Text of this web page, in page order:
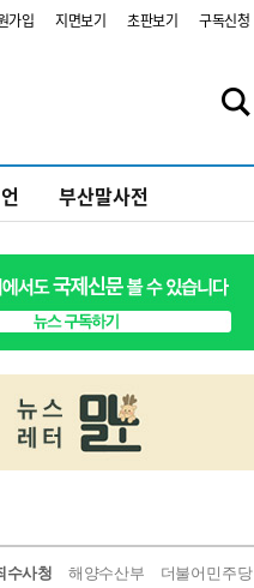
가입 지면보기 초판보기 구독신청
부산말사전
수사청 해양수산부
더불어민주당